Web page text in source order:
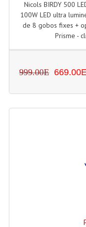
Nicols BIRDY 500
100W LED ultra
de 8 gobos fixes +
Prisme -
999.00E